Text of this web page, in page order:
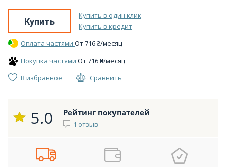
Купить
Купить в один клик
Купить в кредит
Оплата частями От716₴/месяц
Покупка частями От716₴/месяц
В избранное
Сравнить
5.0 Рейтинг покупателей
1 отзыв